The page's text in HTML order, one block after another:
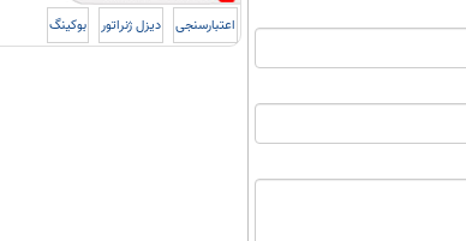
اعتبارسنجی دیزل ژنراتور بوکینگ